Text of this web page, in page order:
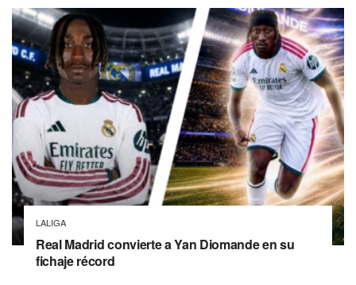
LALIGA
Real Madrid convierte a Yan Diomande en su
fichaje récord